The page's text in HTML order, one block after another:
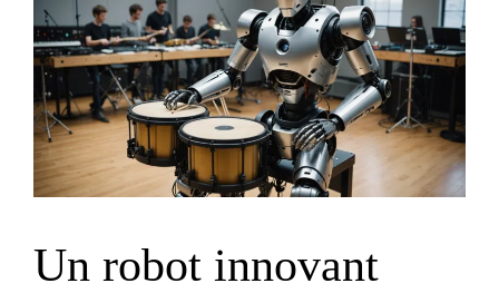
Un robot innovant